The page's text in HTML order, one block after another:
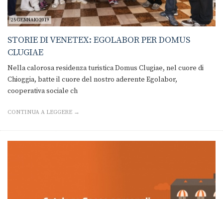
25 GENNAIO 2019
STORIE DI VENETEX: EGOLABOR PER DOMUS
CLUGIAE
Nella calorosa residenza turistica Domus Clugiae, nel cuore di
Chioggia, batte il cuore del nostro aderente Egolabor,
cooperativa sociale ch
CONTINUA A LEGGERE →